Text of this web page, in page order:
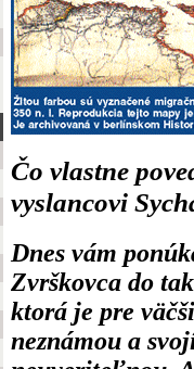
Čo vlastne
vyslancovi
Dnes vám
Zvrškovca do
ktorá je pre
neznámou a